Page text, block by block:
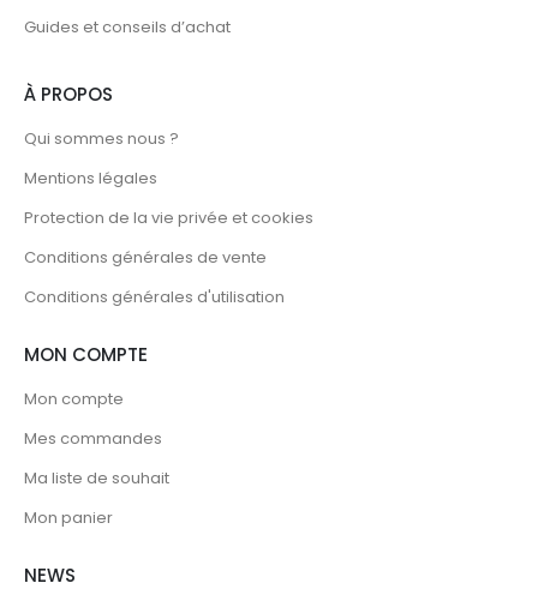
Guides et conseils d’achat
À PROPOS
Qui sommes nous ?
Mentions légales
Protection de la vie privée et cookies
Conditions générales de vente
Conditions générales d'utilisation
MON COMPTE
Mon compte
Mes commandes
Ma liste de souhait
Mon panier
NEWS